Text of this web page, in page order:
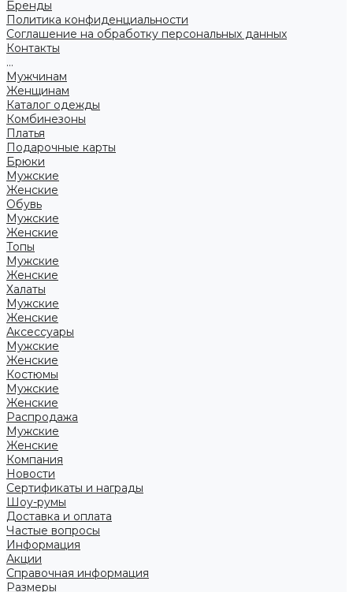
Бренды
Политика конфиденциальности
Соглашение на обработку персональных данных
Контакты
...
Мужчинам
Женщинам
Каталог одежды
Комбинезоны
Платья
Подарочные карты
Брюки
Мужские
Женские
Обувь
Мужские
Женские
Топы
Мужские
Женские
Халаты
Мужские
Женские
Аксессуары
Мужские
Женские
Костюмы
Мужские
Женские
Распродажа
Мужские
Женские
Компания
Новости
Сертификаты и награды
Шоу-румы
Доставка и оплата
Частые вопросы
Информация
Акции
Справочная информация
Размеры